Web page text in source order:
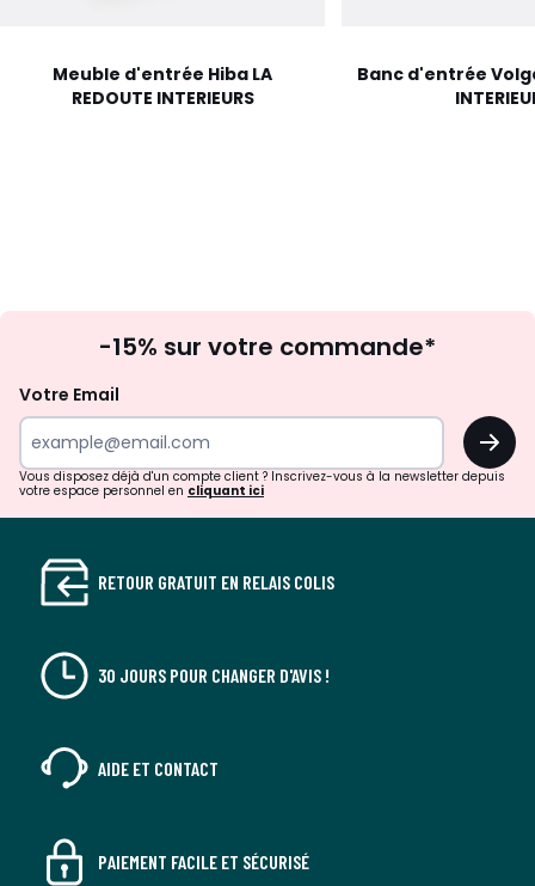
Meuble d'entrée Hiba LA
REDOUTE INTERIEURS
Banc d'entrée Volga
à
newsletter
-15% sur votre commande*
Votre Email
OK
Vous disposez déjà d'un compte client ? Inscrivez-vous à la newsletter depuis
votre espace personnel en cliquant ici
RETOUR GRATUIT EN RELAIS COLIS
30 JOURS POUR CHANGER D'AVIS !
AIDE ET CONTACT
PAIEMENT FACILE ET SÉCURISÉ